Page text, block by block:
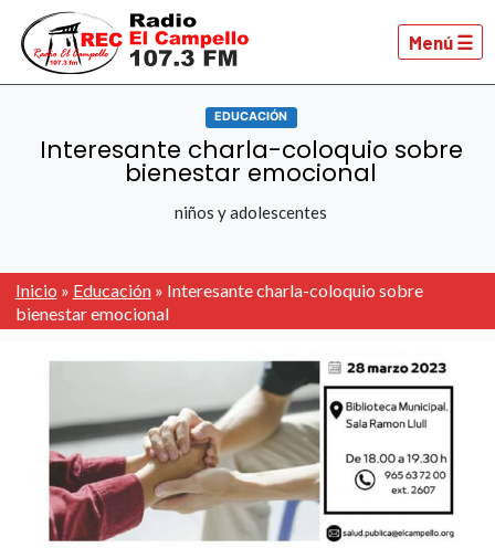
Menú ☰
EDUCACIÓN
Interesante charla-coloquio sobre
bienestar emocional
niños y adolescentes
Inicio » Educación» Interesante charla-coloquio sobre
bienestar emocional